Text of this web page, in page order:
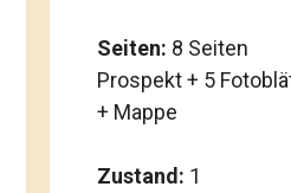
Seiten: 8 Seiten
Prospekt + 5
+ Mappe
Zustand: 1